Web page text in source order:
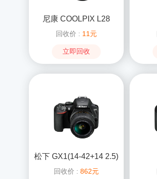
尼康 COOLPIX L28
回收价 : 11元
立即回收
松下 GX1(14-42+14 2.5)
回收价 : 862元